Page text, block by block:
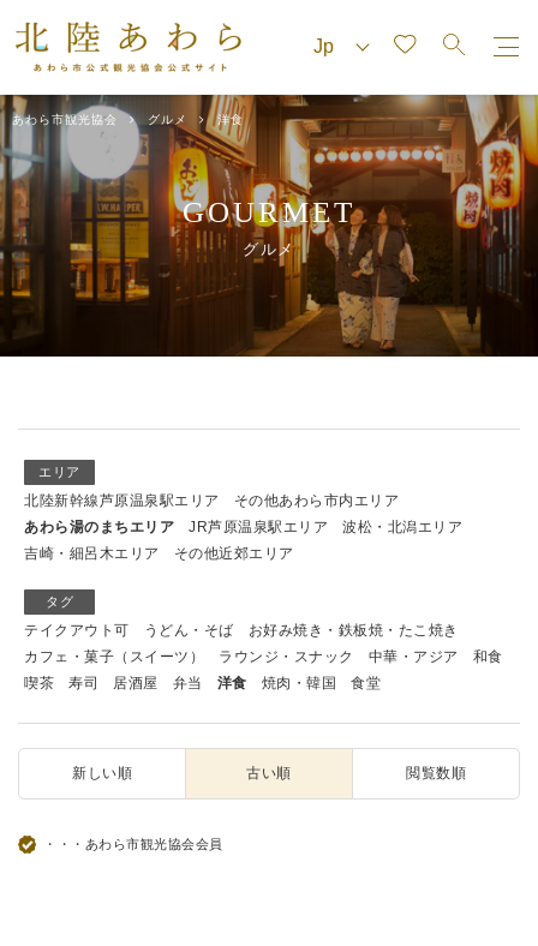
あわら市観光協会 グルメ 洋食
GOURMET
グルメ
エリア
北陸新幹線芦原温泉駅エリア
その他あわら市内エリア
あわら湯のまちエリア
JR芦原温泉駅エリア
波松・北潟エリア
吉崎・細呂木エリア
その他近郊エリア
タグ
テイクアウト可 うどん・そば
お好み焼き・鉄板焼・たこ焼き
カフェ・菓子（スイーツ）
ラウンジ・スナック 中華・アジア
和食
喫茶
寿司 居酒屋 弁当 洋食 焼肉・韓国 食堂
新しい順 古い順 閲覧数順
・・・あわら市観光協会会員